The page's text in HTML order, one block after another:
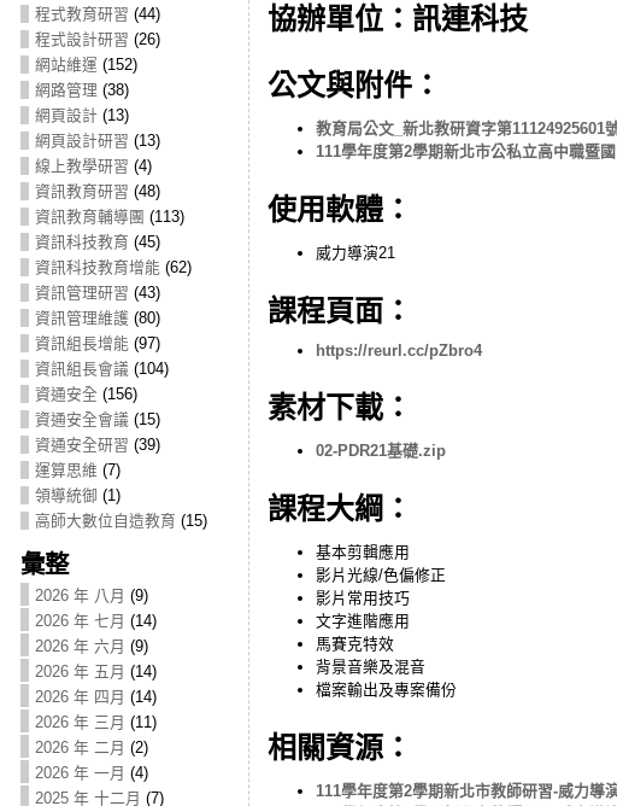
程式教育研習 (44)
程式設計研習 (26)
網站維運 (152)
網路管理 (38)
網頁設計(13)
網頁設計研習 (13)
線上教學研習 (4)
資訊教育研習 (48)
資訊教育輔導團 (113)
資訊科技教育 (45)
資訊科技教育增能(62)
資訊管理研習 (43)
資訊管理維護(80)
資訊組長增能(97)
資訊組長會議 (104)
資通安全 (156)
資通安全會議 (15)
資通安全研習 (39)
運算思維 (7)
領導統御 (1)
高師大數位自造教育 (15)
彙整
2026 年 八月 (9)
2026 年 七月 (14)
2026 年 六月 (9)
2026 年 五月 (14)
2026 年 四月 (14)
2026 年 三月 (11)
2026 年 二月 (2)
2026 年 一月 (4)
2025 年 十二月 (7)
協辦單位：訊連科技
公文與附件：
教育局公文_新北教研資字第11124925601
111學年度第2學期新北市公私立高中職暨
使用軟體：
威力導演21
課程頁面：
https://reurl.cc/pZbro4
素材下載：
02-PDR21基礎.zip
課程大綱：
基本剪輯應用
影片光線/色偏修正
影片常用技巧
文字進階應用
馬賽克特效
背景音樂及混音
檔案輸出及專案備份
相關資源：
111學年度第2學期新北市教師研習-威力導